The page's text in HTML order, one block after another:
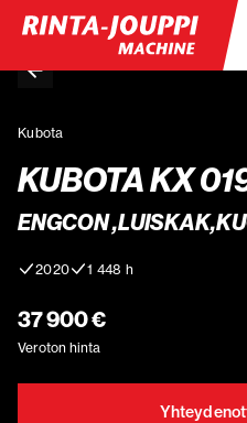
Kubota
KUBOTA KX
ENGCON
2020 1 448 h
37 900 €
Veroton hinta